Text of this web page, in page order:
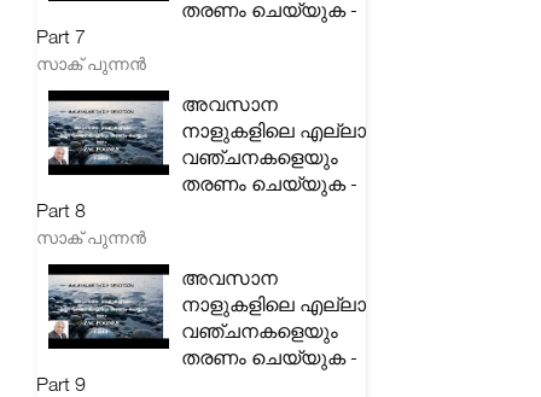
തരണം ചെയ്യുക -
Part 7
സാക് പുന്നൻ
അവസാന
നാളുകളിലെ എല്ലാ
വഞ്ചനകളെയും
തരണം ചെയ്യുക -
Part 8
സാക് പുന്നൻ
അവസാന
നാളുകളിലെ എല്ലാ
വഞ്ചനകളെയും
തരണം ചെയ്യുക -
Part 9